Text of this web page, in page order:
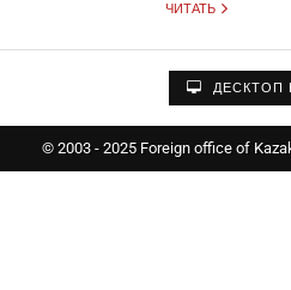
ЧИТАТЬ
ДЕСКТОП
© 2003 - 2025 Foreign office of